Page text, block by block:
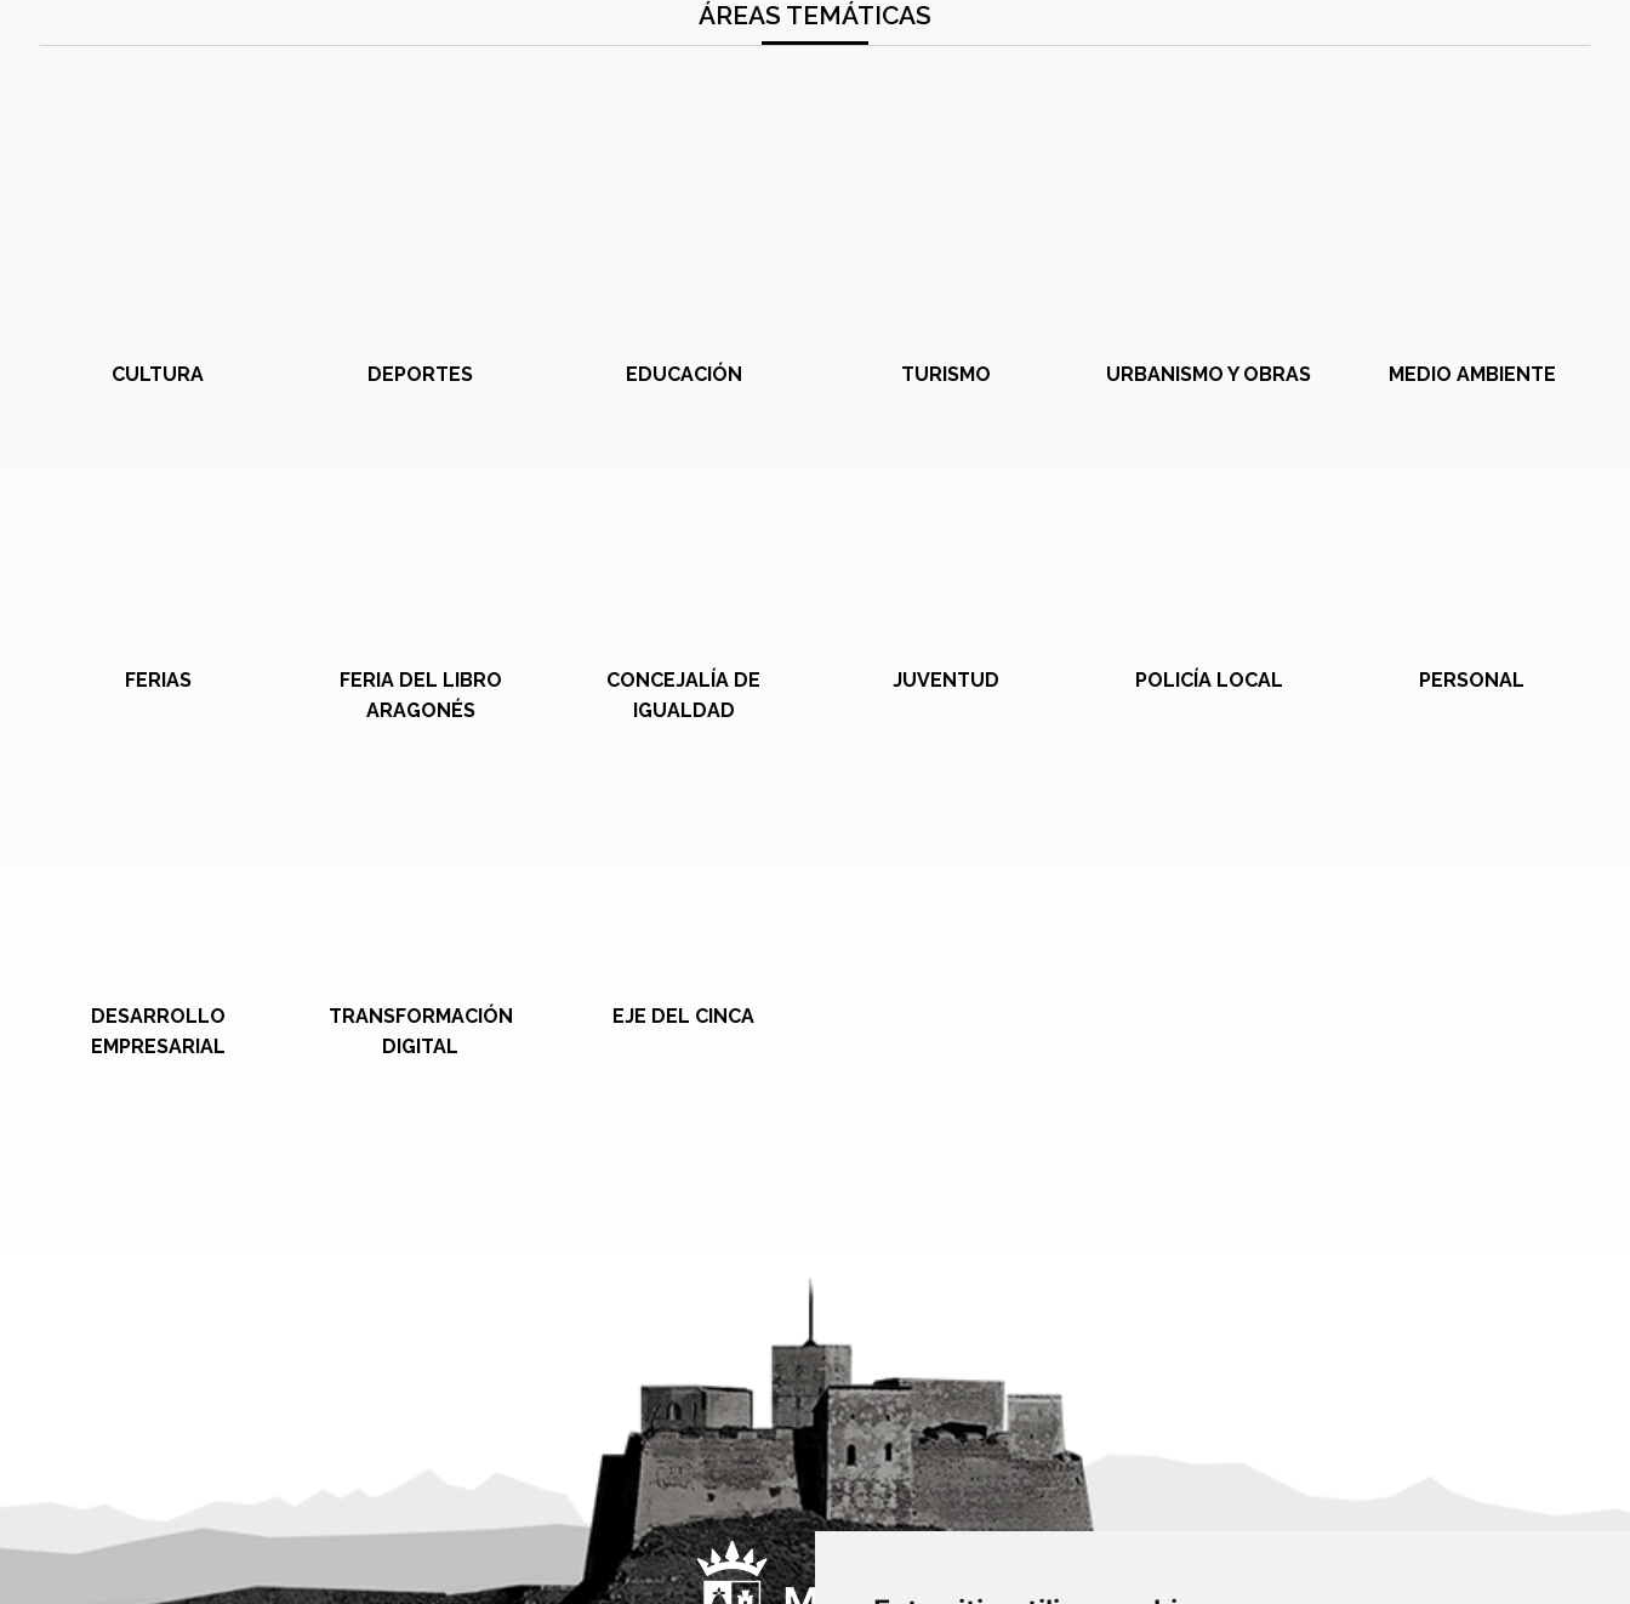
ÁREAS TEMÁTICAS
CULTURA DEPORTES EDUCACIÓN TURISMO URBANISMO Y OBRAS MEDIO AMBIENTE
FERIAS
FERIA DEL LIBRO
ARAGONÉS
CONCEJALÍA DE
IGUALDAD
JUVENTUD POLICÍA LOCAL PERSONAL
DESARROLLO
EMPRESARIAL
TRANSFORMACIÓN
DIGITAL
EJE DEL CINCA